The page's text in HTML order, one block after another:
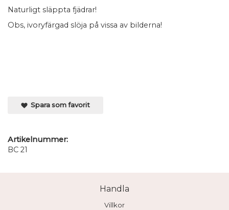
Naturligt släppta fjädrar!
Obs, ivoryfärgad slöja på vissa av bilderna!
Spara som favorit
Artikelnummer:
BC 21
Handla
Villkor